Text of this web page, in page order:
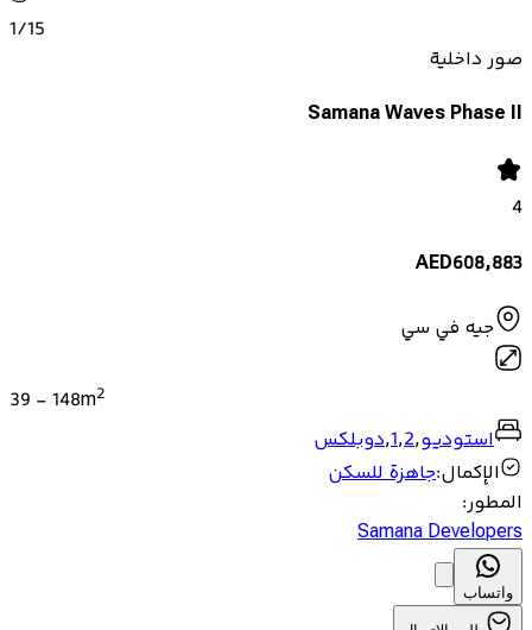
1/15
صور داخلية
Samana Waves Phase II
4
AED608,883
جيه في سي
39 - 148m2
استوديو,
1,2
,دوبلكس
الإكمال:جاهزة للسكن
المطور:
Samana Developers
واتساب